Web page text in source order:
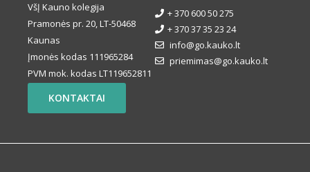
VšĮ Kauno kolegija
Pramonės pr. 20, LT-50468
Kaunas
Įmonės kodas 111965284
PVM mok. kodas LT119652811
+ 370 600 50 275
+ 370 37 35 23 24
info@go.kauko.lt
priemimas@go.kauko.lt
KONTAKTAI